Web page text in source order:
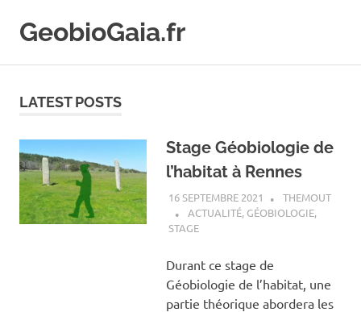
GeobioGaia.fr
LATEST POSTS
Stage Géobiologie de
l’habitat à Rennes
16 SEPTEMBRE 2021
THEMOUT
ACTUALITÉ, GÉOBIOLOGIE,
STAGE
Durant ce stage de
Géobiologie de l’habitat, une
partie théorique abordera les